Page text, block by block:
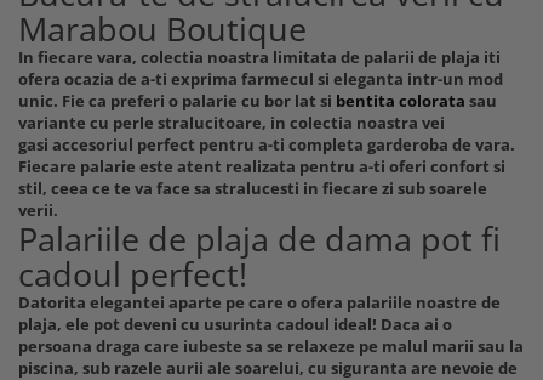
Marabou Boutique
In fiecare vara, colectia noastra limitata de palarii de plaja iti
ofera ocazia de a-ti exprima farmecul si eleganta intr-un mod
unic. Fie ca preferi o palarie cu bor lat si bentita colorata sau
variante cu perle stralucitoare, in colectia noastra vei
gasi accesoriul perfect pentru a-ti completa garderoba de vara.
Fiecare palarie este atent realizata pentru a-ti oferi confort si
stil, ceea ce te va face sa stralucesti in fiecare zi sub soarele
verii.
Palariile de plaja de dama pot fi
cadoul perfect!
Datorita elegantei aparte pe care o ofera palariile noastre de
plaja, ele pot deveni cu usurinta cadoul ideal! Daca ai o
persoana draga care iubeste sa se relaxeze pe malul marii sau la
piscina, sub razele aurii ale soarelui, cu siguranta are nevoie de